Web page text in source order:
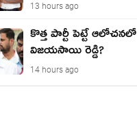
13 hours ago
కొత్త పార్టీ పెట్టే ఆలోచనలో
విజయసాయి రెడ్డి?
14 hours ago